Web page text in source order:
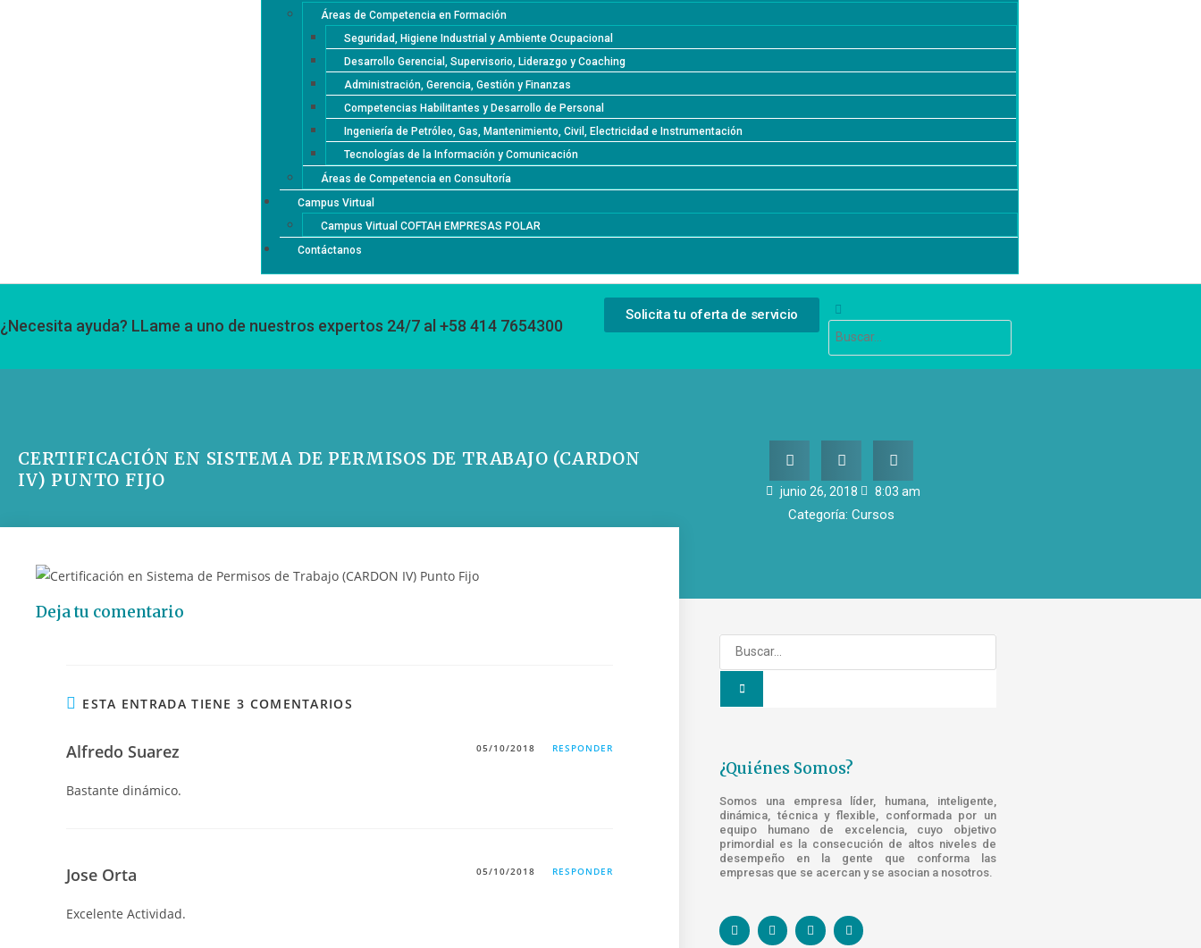
Áreas de Competencia en Formación
Seguridad, Higiene Industrial y Ambiente Ocupacional
Desarrollo Gerencial, Supervisorio, Liderazgo y Coaching
Administración, Gerencia, Gestión y Finanzas
Competencias Habilitantes y Desarrollo de Personal
Ingeniería de Petróleo, Gas, Mantenimiento, Civil, Electricidad e Instrumentación
Tecnologías de la Información y Comunicación
Áreas de Competencia en Consultoría
Campus Virtual
Campus Virtual COFTAH EMPRESAS POLAR
Contáctanos
¿Necesita ayuda? LLame a uno de nuestros expertos 24/7 al +58 414 7654300
Solicita tu oferta de servicio
CERTIFICACIÓN EN SISTEMA DE PERMISOS DE TRABAJO (CARDON
IV) PUNTO FIJO
junio 26, 2018 8:03 am
Categoría:Cursos
Deja tu comentario
ESTA ENTRADA TIENE 3 COMENTARIOS
Alfredo Suarez 05/10/2018 RESPONDER
Bastante dinámico.
Jose Orta 05/10/2018 RESPONDER
Excelente Actividad.
¿Quiénes Somos?
Somos una empresa líder, humana, inteligente,
dinámica, técnica y flexible, conformada por un
equipo humano de excelencia, cuyo objetivo
primordial es la consecución de altos niveles de
desempeño en la gente que conforma las
empresas que se acercan y se asocian a nosotros.